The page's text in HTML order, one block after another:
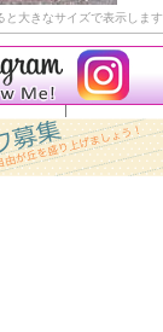
と大きなサイズで表示します